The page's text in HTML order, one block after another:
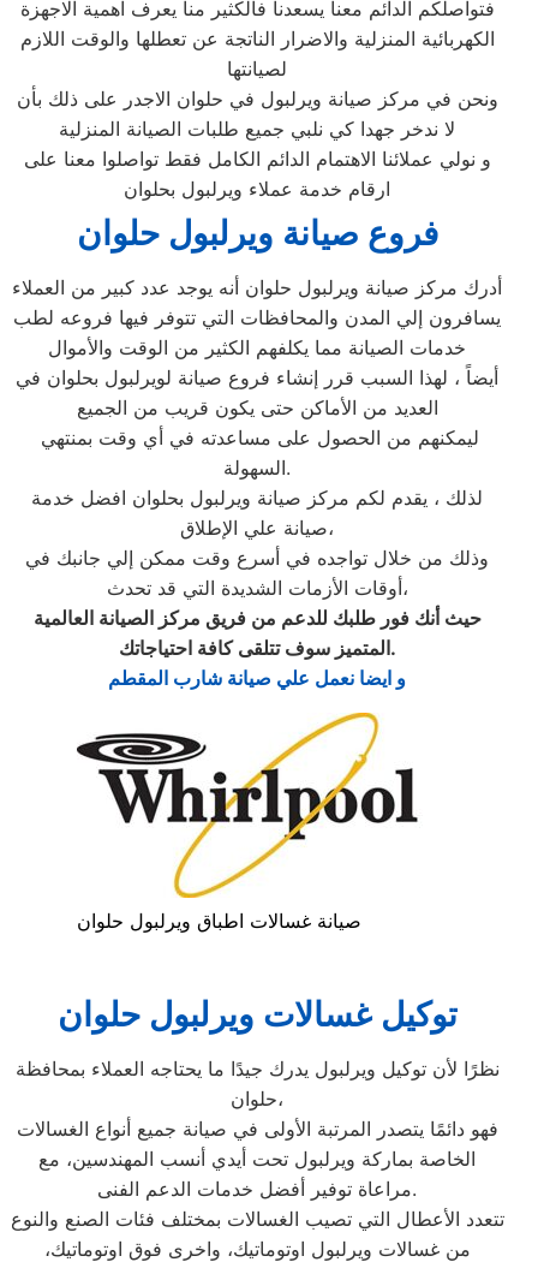
فتواصلكم الدائم معنا يسعدنا فالكثير منا يعرف اهمية الاجهزة
الكهربائية المنزلية والاضرار الناتجة عن تعطلها والوقت اللازم
لصيانتها
ونحن في مركز صيانة ويرلبول في حلوان الاجدر على ذلك بأن
لا ندخر جهدا كي نلبي جميع طلبات الصيانة المنزلية
و نولي عملائنا الاهتمام الدائم الكامل فقط تواصلوا معنا على
ارقام خدمة عملاء ويرلبول بحلوان
فروع صيانة ويرلبول حلوان
أدرك مركز صيانة ويرلبول حلوان أنه يوجد عدد كبير من العملاء
يسافرون إلي المدن والمحافظات التي تتوفر فيها فروعه لطب
خدمات الصيانة مما يكلفهم الكثير من الوقت والأموال
أيضاً ، لهذا السبب قرر إنشاء فروع صيانة لويرلبول بحلوان في
العديد من الأماكن حتى يكون قريب من الجميع
السهولة.
لذلك ، يقدم لكم مركز صيانة ويرلبول بحلوان افضل خدمة
صيانة علي الإطلاق،
وذلك من خلال تواجده في أسرع وقت ممكن إلي جانبك في
أوقات الأزمات الشديدة التي قد تحدث،
حيث أنك فور طلبك للدعم من فريق مركز الصيانة العالمية
المتميز سوف تتلقى كافة احتياجاتك.
و ايضا نعمل علي صيانة شارب المقطم
صيانة غسالات اطباق ويرلبول حلوان
توكيل غسالات ويرلبول حلوان
نظرًا لأن توكيل ويرلبول يدرك جيدًا ما يحتاجه العملاء بمحافظة
حلوان،
فهو دائمًا يتصدر المرتبة الأولى في صيانة جميع أنواع الغسالات
الخاصة بماركة ويرلبول تحت أيدي أنسب المهندسين، مع
مراعاة توفير أفضل خدمات الدعم الفنى.
تتعدد الأعطال التي تصيب الغسالات بمختلف فئات الصنع والنوع
من غسالات ويرلبول اوتوماتيك، واخرى فوق اوتوماتيك،